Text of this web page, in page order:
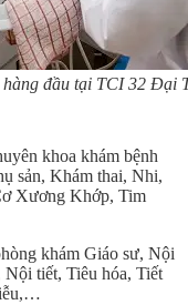
đầu tại TCI 32 Đại
khoa khám bệnh
sản, Khám thai, Nhi,
Xương Khớp, Tim
khám Giáo sư, Nội
tiết, Tiêu hóa, Tiết